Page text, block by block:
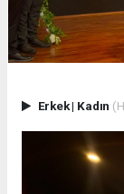
Erkek| Kadın